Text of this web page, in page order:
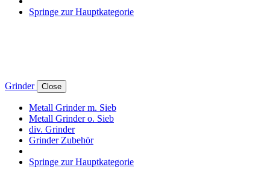
Springe zur Hauptkategorie
Grinder Close
Metall Grinder m. Sieb
Metall Grinder o. Sieb
div. Grinder
Grinder Zubehör
Springe zur Hauptkategorie